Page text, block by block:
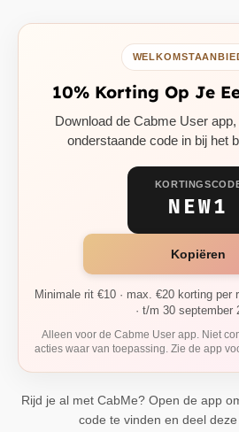
10% Korting Op Je
Download de Cabme User
onderstaande code in bij het
NEW1
Kopiëren
Minimale rit €10 · max. €20 korting per
· t/m 30 september
Alleen voor de Cabme User app. Niet
acties waar van toepassing. Zie de app
Rijd je al met CabMe? Open de app
code te vinden en deel deze